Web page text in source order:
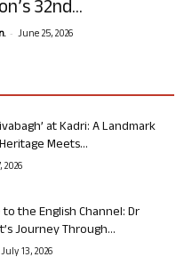
32nd...
- June 25, 2026
at Kadri: A Landmark
Meets...
2026
the English Channel: Dr
Journey Through...
July 13, 2026